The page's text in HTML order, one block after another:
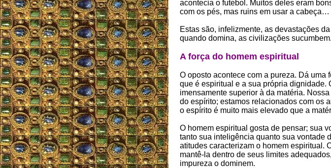
acontecia o futebol. Muitos deles eram
com os pés, mas ruins em usar a cabeça…
Estas são, infelizmente, as devastações
quando domina, as civilizações sucumbem.
A força do homem espiritual
O oposto acontece com a pureza. Dá uma
que é espiritual e a sua própria dignidade.
imensamente superior à da matéria.
do espírito; estamos relacionados com os
o espírito é muito mais elevado que a
O homem espiritual gosta de pensar; sua
tanto sua inteligência quanto sua vontade
atitudes caracterizam o homem espiritual.
mantê-la dentro de seus limites
impureza o dominem.